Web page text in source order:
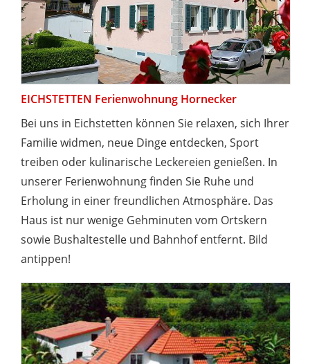
EICHSTETTEN Ferienwohnung Hornecker
Bei uns in Eichstetten können Sie relaxen, sich Ihrer
Familie widmen, neue Dinge entdecken, Sport
treiben oder kulinarische Leckereien genießen. In
unserer Ferienwohnung finden Sie Ruhe und
Erholung in einer freundlichen Atmosphäre. Das
Haus ist nur wenige Gehminuten vom Ortskern
sowie Bushaltestelle und Bahnhof entfernt. Bild
antippen!